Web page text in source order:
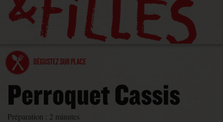
DÉGUSTEZ SUR PLACE
Perroquet Cassis
Préparation : 2 minutes